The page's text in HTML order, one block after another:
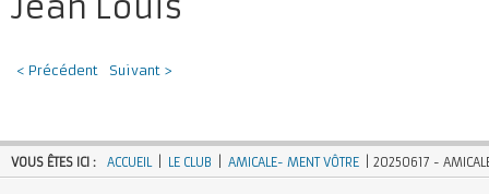
< Précédent Suivant >
VOUS ÊTES ICI : ACCUEIL LE CLUB AMICALE- MENT VÔTRE | 20250617 -